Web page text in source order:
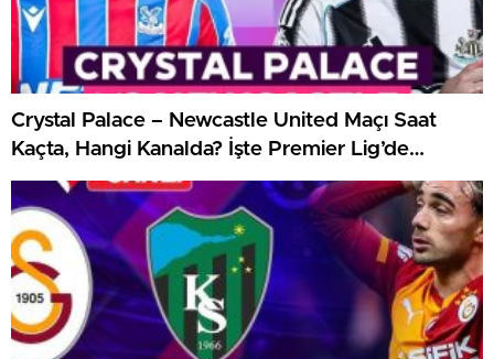
Crystal Palace – Newcastle United Maçı Saat
Kaçta, Hangi Kanalda? İşte Premier Lig’de
Haftanın Kritik Randevusu